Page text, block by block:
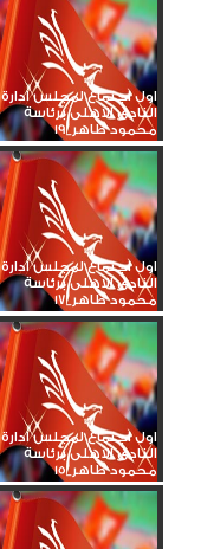
اول اجتماع لمجلس ادارة
النادى الاهلى برئاسة
محمود طاهر_19
اول اجتماع لمجلس ادارة
النادى الاهلى برئاسة
محمود طاهر_17
اول اجتماع لمجلس ادارة
النادى الاهلى برئاسة
محمود طاهر_15